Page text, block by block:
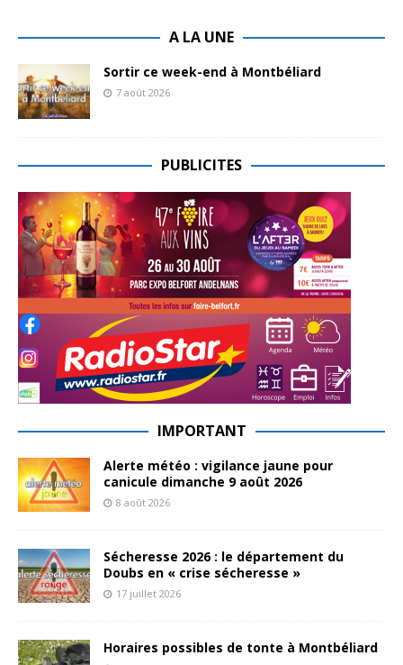
A LA UNE
Sortir ce week-end à Montbéliard
7 août 2026
PUBLICITES
IMPORTANT
Alerte météo : vigilance jaune pour
canicule dimanche 9 août 2026
8 août 2026
Sécheresse 2026 : le département du
Doubs en « crise sécheresse »
17 juillet 2026
Horaires possibles de tonte à Montbéliard